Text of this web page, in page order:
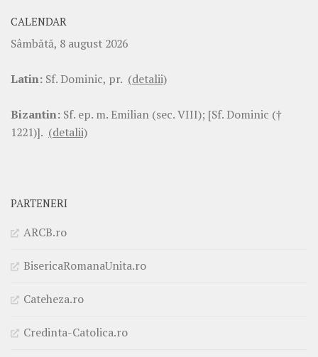
CALENDAR
Sâmbătă, 8 august 2026
Latin: Sf. Dominic, pr. (detalii)
Bizantin: Sf. ep. m. Emilian (sec. VIII); [Sf. Dominic (†
1221)]. (detalii)
PARTENERI
ARCB.ro
BisericaRomanaUnita.ro
Cateheza.ro
Credinta-Catolica.ro